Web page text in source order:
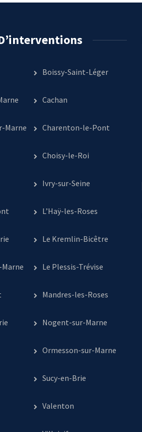
Boissy-Saint-Léger
Cachan
Marne Charenton-le-Pont
Choisy-le-Roi
Ivry-sur-Seine
L’Haÿ-les-Roses
Le Kremlin-Bicêtre
Le Plessis-Trévise
Mandres-les-Roses
Nogent-sur-Marne
Ormesson-sur-Marne
Sucy-en-Brie
Valenton